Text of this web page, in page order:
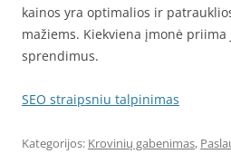
kainos yra optimalios ir
mažiems. Kiekviena įmonė
sprendimus.
SEO straipsniu talpinimas
Kategorijos: Krovinių gabenimas,